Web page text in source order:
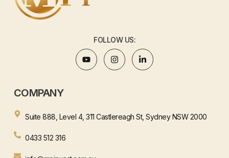
FOLLOW US:
COMPANY
Suite 888, Level 4, 311 Castlereagh St, Sydney NSW 2000
0433 512 316